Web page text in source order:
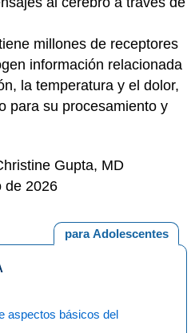
millones de receptores
información relacionada
la temperatura y el dolor,
para su procesamiento y
Gupta, MD
de 2026
para Adolescentes
aspectos básicos del